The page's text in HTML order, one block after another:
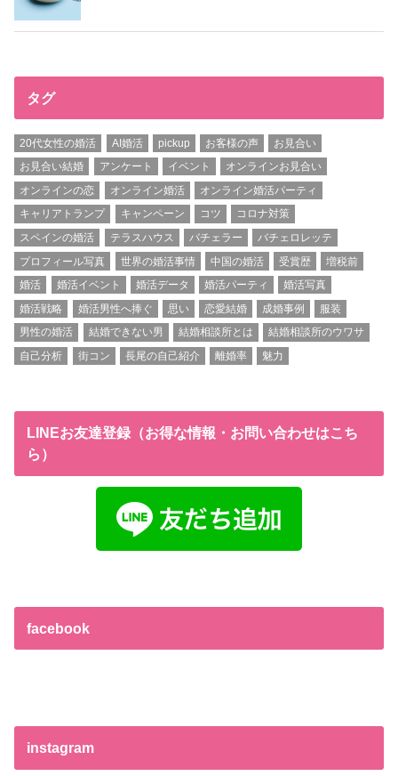
タグ
20代女性の婚活 AI婚活 pickup お客様の声
お見合い
お見合い結婚
アンケート イベント
オンラインお見合い
オンラインの恋
オンライン婚活
オンライン婚活パーティ
キャリアトランプ
キャンペーン コツ
コロナ対策
スペインの婚活
テラスハウス バチェラー
バチェロレッテ
プロフィール写真
世界の婚活事情 中国の婚活 受賞歴
増税前
婚活
婚活イベント 婚活データ 婚活パーティ
婚活写真
婚活戦略
婚活男性へ捧ぐ 思い 恋愛結婚 成婚事例
服装
男性の婚活
結婚できない男 結婚相談所とは
結婚相談所のウワサ
自己分析
街コン 長尾の自己紹介 離婚率 魅力
LINEお友達登録（お得な情報・お問い合わせはこち
ら）
facebook
instagram